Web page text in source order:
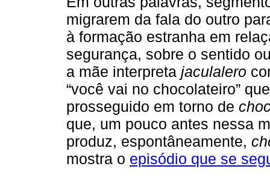
migrarem da fala do outro
à formação estranha em
segurança, sobre o sentido
a mãe interpreta jaculalero
“você vai no chocolateiro”
prosseguido em torno de
que, um pouco antes nessa
produz, espontâneamente,
mostra o episódio que se